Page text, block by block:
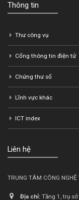
Thông tin
Thư công vụ
Cổng thông tin điện tử
Chứng thư số
Lĩnh vực khác
ICT index
Liên hệ
TRUNG TÂM CÔNG
Địa chỉ: Tầng 1, trụ